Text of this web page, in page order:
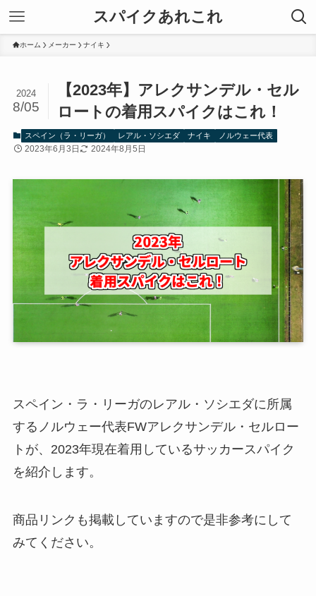
スパイクあれこれ
ホーム メーカー ナイキ
【2023年】アレクサンデル・セル
ロートの着用スパイクはこれ！
2024
8/05
スペイン（ラ・リーガ） レアル・ソシエダ ナイキ ノルウェー代表
2023年6月3日 2024年8月5日
スペイン・ラ・リーガのレアル・ソシエダに所属
するノルウェー代表FWアレクサンデル・セルロー
トが、2023年現在着用しているサッカースパイク
を紹介します。
商品リンクも掲載していますので是非参考にして
みてください。